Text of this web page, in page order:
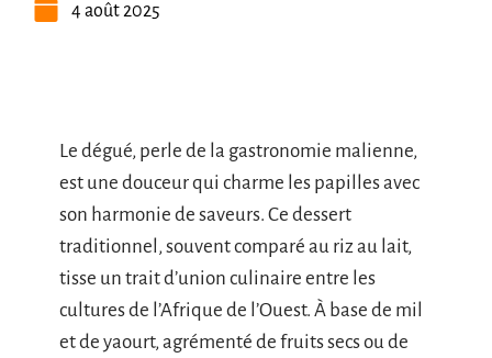
4 août 2025
Le dégué, perle de la gastronomie malienne,
est une douceur qui charme les papilles avec
son harmonie de saveurs. Ce dessert
traditionnel, souvent comparé au riz au lait,
tisse un trait d’union culinaire entre les
cultures de l’Afrique de l’Ouest. À base de mil
et de yaourt, agrémenté de fruits secs ou de